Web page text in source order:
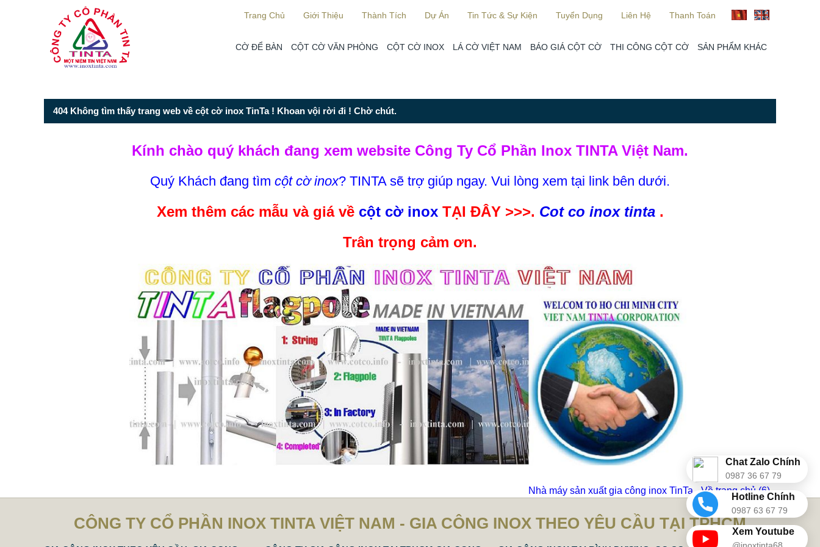
Trang Chủ Giới Thiệu Thành Tích Dự Án Tin Tức & Sự Kiện Tuyển Dụng Liên Hệ Thanh Toán
CỜ ĐỂ BÀN CỘT CỜ VĂN PHÒNG CỘT CỜ INOX LÁ CỜ VIỆT NAM BÁO GIÁ CỘT CỜ THI CÔNG CỘT CỜ SẢN PHẨM KHÁC
Từ mục này trở xuống là mã nguồn Zalo
Chat Zalo Chính
0987 36 67 79
Hotline Chính
0987 63 67 79
Xem Youtube
@inoxtinta68
404 Không tìm thấy trang web về cột cờ inox TinTa ! Khoan vội rời đi ! Chờ chút.
Kính chào quý khách đang xem website Công Ty Cổ Phần Inox TINTA Việt Nam.
Quý Khách đang tìm cột cờ inox? TINTA sẽ trợ giúp ngay. Vui lòng xem tại link bên dưới.
Xem thêm các mẫu và giá về cột cờ inoxTẠI ĐÂY >>>. Cot co inox tinta.
Trân trọng cảm ơn.
Nhà máy sản xuất gia công inox TinTa - Về trang chủ (5)
CÔNG TY CỔ PHẦN INOX TINTA VIỆT NAM - GIA CÔNG INOX THEO YÊU CẦU TẠI TPHCM